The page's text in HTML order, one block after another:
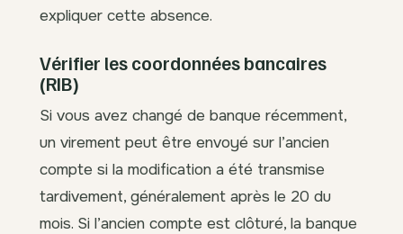
expliquer cette absence.
Vérifier les coordonnées bancaires
(RIB)
Si vous avez changé de banque récemment,
un virement peut être envoyé sur l’ancien
compte si la modification a été transmise
tardivement, généralement après le 20 du
mois. Si l’ancien compte est clôturé, la banque